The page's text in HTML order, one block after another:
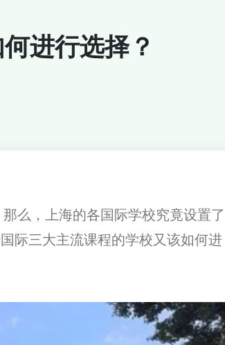
进行选择？
么，上海的各国际学校究竟设置了
际三大主流课程的学校又该如何进